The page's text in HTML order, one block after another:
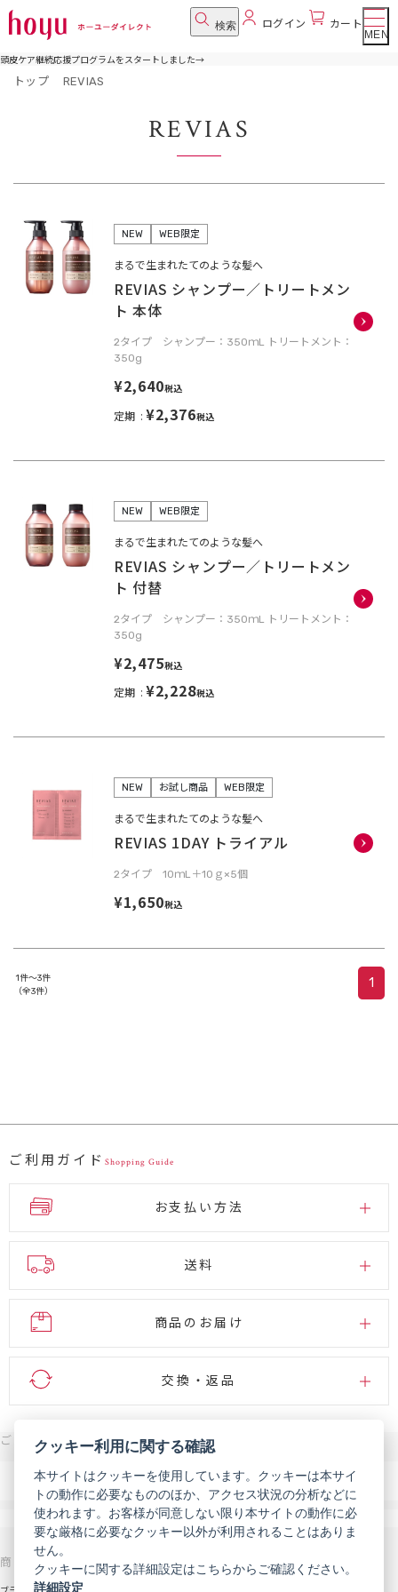
検索 ログイン
カート
MENU
頭皮ケア継続応援プログラムをスタートしました→
トップ REVIAS
REVIAS
NEW WEB限定
まるで生まれたてのような髪へ
REVIAS シャンプー／トリートメン
ト 本体
2タイプ シャンプー：350ｍL トリートメント：
350g
¥2,640税込
定期 ¥2,376税込
NEW WEB限定
まるで生まれたてのような髪へ
REVIAS シャンプー／トリートメン
ト 付替
2タイプ シャンプー：350ｍL トリートメント：
350g
¥2,475税込
定期 ¥2,228税込
NEW お試し商品 WEB限定
まるで生まれたてのような髪へ
REVIAS 1DAY トライアル
2タイプ 10ｍL＋10ｇ×5個
¥1,650税込
1件～3件
（全3件）
1
ご利用ガイド Shopping Guide
お支払い方法
送料
商品のお届け
交換・返品
ご注文・お問い合わせはこちら
電話 0120-007-444
受付時間 9:00～18:00（年末年始などを除く）
メール お問い合わせフォーム
商品を探す サポート
クッキー利用に関する確認
本サイトはクッキーを使用しています。クッキーは本サイ
トの動作に必要なもののほか、アクセス状況の分析などに
使われます。お客様が同意しない限り本サイトの動作に必
要な厳格に必要なクッキー以外が利用されることはありま
せん。
クッキーに関する詳細設定はこちらからご確認ください。
詳細設定